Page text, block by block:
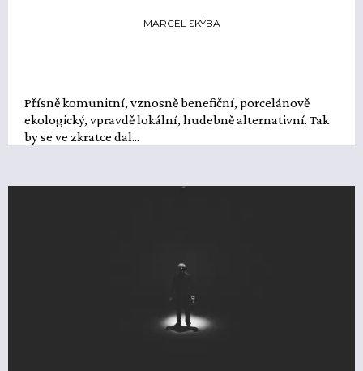
MARCEL SKÝBA
Přísně komunitní, vznosně benefiční, porcelánově
ekologický, vpravdě lokální, hudebně alternativní. Tak
by se ve zkratce dal...